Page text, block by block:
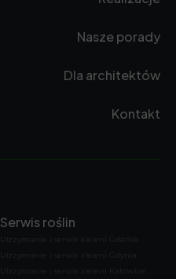
Nasze porady
Dla architektów
Kontakt
Serwis roślin
Utrzymanie i serwis zieleni Gdańsk
Utrzymanie i serwis zieleni Gdynia
Utrzymanie i serwis zieleni Katowice